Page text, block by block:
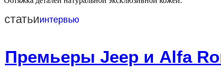
статьиинтервью
Премьеры Jeep и Alfa